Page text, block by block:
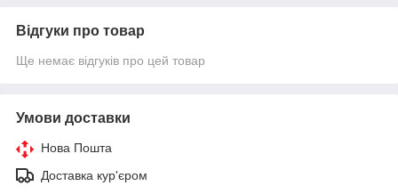
Відгуки про товар
Ще немає відгуків про цей товар
Умови доставки
Нова Пошта
Доставка кур'єром